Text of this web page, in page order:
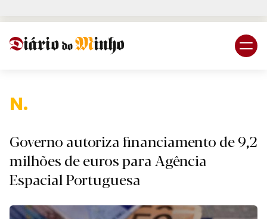
Nacion
Governo autoriza financiamento de 9,2
milhões de euros para Agência
Espacial Portuguesa